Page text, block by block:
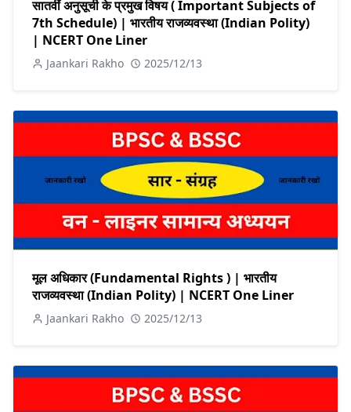
सातवीं अनुसूची के प्रमुख विषय ( Important Subjects of
7th Schedule) | भारतीय राजव्यवस्था (Indian Polity)
| NCERT One Liner
Jaankari Rakho 2025/12/13
मूल अधिकार (Fundamental Rights ) | भारतीय
राजव्यवस्था (Indian Polity) | NCERT One Liner
Jaankari Rakho 2025/12/13